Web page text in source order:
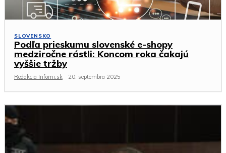
SLOVENSKO
Podľa prieskumu slovenské e-shopy
medziročne rástli: Koncom roka čakajú
vyššie tržby
Redakcia Infomi.sk - 20. septembra 2025